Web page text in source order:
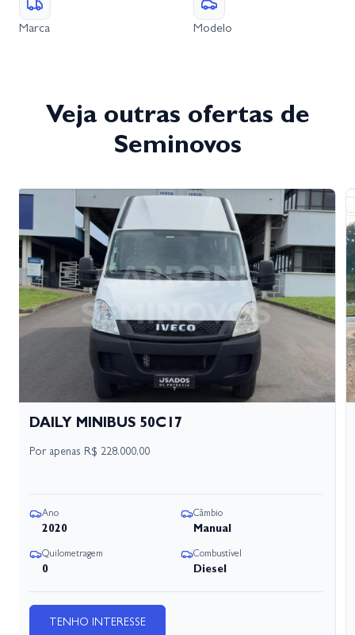
Marca Modelo
Veja outras ofertas de
Seminovos
DAILY MINIBUS 50C17
Por apenas R$ 228.000,00
Ano
2020
Câmbio
Manual
Quilometragem
0
Combustível
Diesel
TENHO INTERESSE